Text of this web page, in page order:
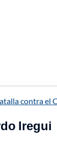
contra
Iregui